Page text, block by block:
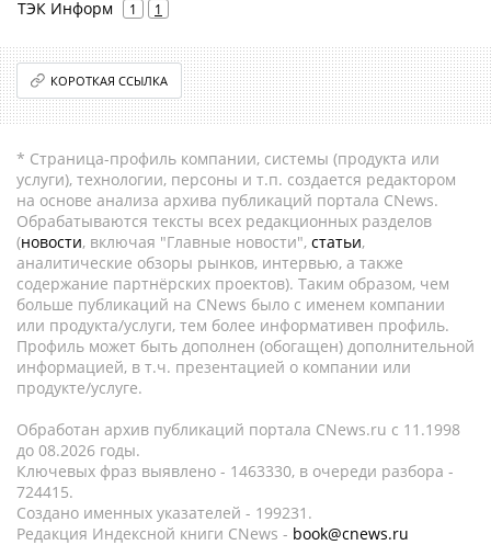
ТЭК Информ 1 1
КОРОТКАЯ ССЫЛКА
* Страница-профиль компании, системы (продукта или
услуги), технологии, персоны и т.п. создается редактором
на основе анализа архива публикаций портала CNews.
Обрабатываются тексты всех редакционных разделов
(новости, включая "Главные новости", статьи,
аналитические обзоры рынков, интервью, а также
содержание партнёрских проектов). Таким образом, чем
больше публикаций на CNews было с именем компании
или продукта/услуги, тем более информативен профиль.
Профиль может быть дополнен (обогащен) дополнительной
информацией, в т.ч. презентацией о компании или
продукте/услуге.
Обработан архив публикаций портала CNews.ru c 11.1998
до 08.2026 годы.
Ключевых фраз выявлено - 1463330, в очереди разбора -
724415.
Создано именных указателей - 199231.
Редакция Индексной книги CNews - book@cnews.ru